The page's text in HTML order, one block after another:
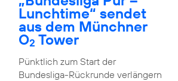
Lunchtime“ sendet
aus dem Münchner
O2 Tower
Pünktlich zum Start der
Bundesliga-Rückrunde verlängern